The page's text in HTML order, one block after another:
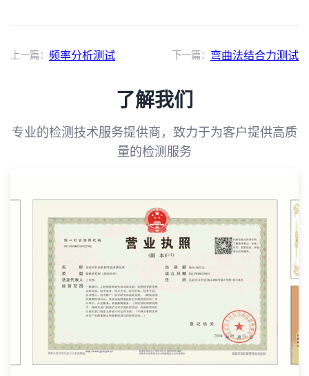
上一篇： 频率分析测试 下一篇： 弯曲法结合力测试
了解我们
专业的检测技术服务提供商，致力于为客户提供高质
量的检测服务